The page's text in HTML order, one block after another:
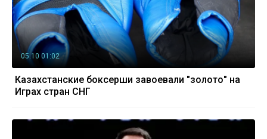
05.10 01:02
Казахстанские боксерши завоевали "золото" на
Играх стран СНГ